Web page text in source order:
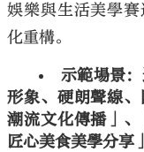
娛樂與生活美學
化重構。
示範場景
形象、硬朗聲線
潮流文化傳播」
匠心美食美學分享